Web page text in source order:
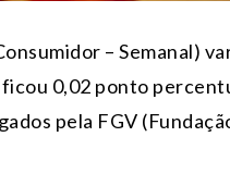
– Semanal)
0,02 ponto
pela FGV